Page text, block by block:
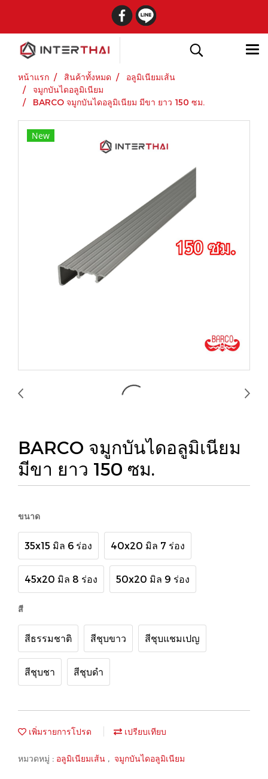
หน้าแรก สินค้าทั้งหมด
อลูมิเนียมเส้น
จมูกบันไดอลูมิเนียม
BARCO จมูกบันไดอลูมิเนียม มีขา ยาว 150 ซม.
New
BARCO จมูกบันไดอลูมิเนียม
มีขา ยาว 150 ซม.
ขนาด
35x15 มิล 6 ร่อง 40x20 มิล 7 ร่อง
45x20 มิล 8 ร่อง 50x20 มิล 9 ร่อง
สี
สีธรรมชาติ สีชุบขาว สีชุบแชมเปญ
สีชุบชา สีชุบดำ
เพิ่มรายการโปรด เปรียบเทียบ
หมวดหมู่ : อลูมิเนียมเส้น , จมูกบันไดอลูมิเนียม